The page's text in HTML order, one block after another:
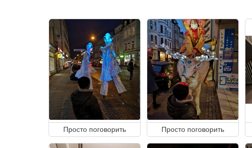
Просто поговорить Просто поговорить